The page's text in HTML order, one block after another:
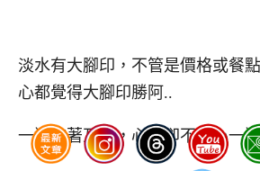
淡水有大腳印，不管是價格或餐
心都覺得大腳印勝阿..
一邊吃著瓦城，心裡卻不小心一